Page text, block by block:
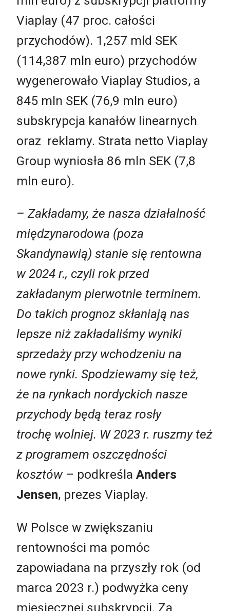
Viaplay (47 proc. całości
przychodów). 1,257 mld SEK
(114,387 mln euro) przychodów
wygenerowało Viaplay Studios, a
845 mln SEK (76,9 mln euro)
subskrypcja kanałów linearnych
oraz reklamy. Strata netto Viaplay
Group wyniosła 86 mln SEK (7,8
mln euro).
– Zakładamy, że nasza działalność
międzynarodowa (poza
Skandynawią) stanie się rentowna
w 2024 r., czyli rok przed
zakładanym pierwotnie terminem.
Do takich prognoz skłaniają nas
lepsze niż zakładaliśmy wyniki
sprzedaży przy wchodzeniu na
nowe rynki. Spodziewamy się też,
że na rynkach nordyckich nasze
przychody będą teraz rosły
trochę wolniej. W 2023 r. ruszmy też
z programem oszczędności
kosztów – podkreśla Anders
Jensen, prezes Viaplay.
W Polsce w zwiększaniu
rentowności ma pomóc
zapowiadana na przyszły rok (od
marca 2023 r.) podwyżka ceny
miesięcznej subskrypcji. Za